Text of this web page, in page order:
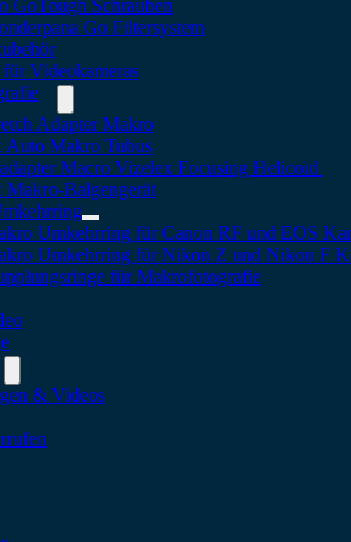
GoTough Schrauben
Go Filtersystem
Videokameras
Adapter Makro
Auto Makro Tubus
Macro Vizelex Focusing Helicoid
Makro-Balgengerät
Umkehrring für Canon RF und EOS
Umkehrring für Nikon Z und Nikon F
für Makrofotografie
& Videos